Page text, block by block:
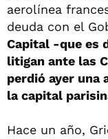
aerolínea
deuda con el
Capital -que es
litigan ante las
perdió ayer una
la capital
Hace un año,